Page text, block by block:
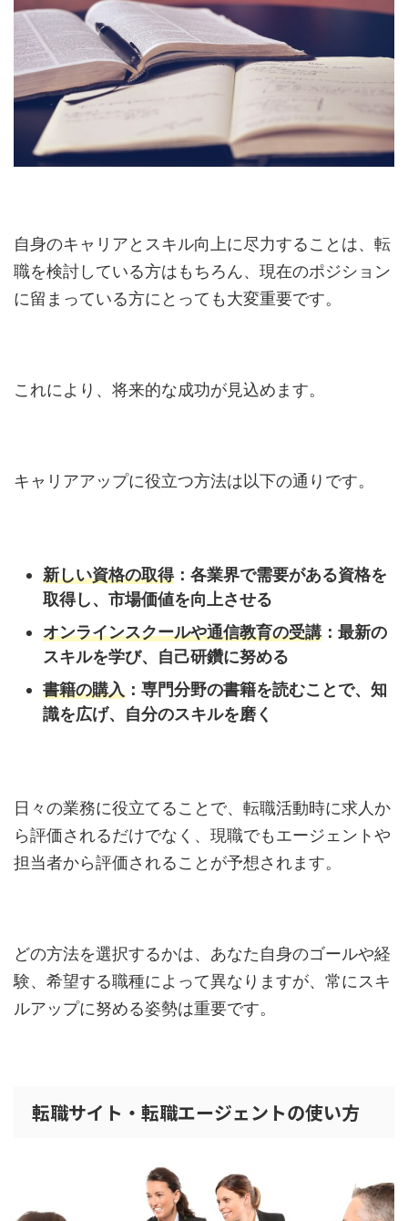
自身のキャリアとスキル向上に尽力することは、転
職を検討している方はもちろん、現在のポジション
に留まっている方にとっても大変重要です。
これにより、将来的な成功が見込めます。
キャリアアップに役立つ方法は以下の通りです。
新しい資格の取得：各業界で需要がある資格を
取得し、市場価値を向上させる
オンラインスクールや通信教育の受講 ：最新の
スキルを学び、自己研鑽に努める
書籍の購入 ：専門分野の書籍を読むことで、知
識を広げ、自分のスキルを磨く
日々の業務に役立てることで、転職活動時に求人か
ら評価されるだけでなく、現職でもエージェントや
担当者から評価されることが予想されます。
どの方法を選択するかは、あなた自身のゴールや経
験、希望する職種によって異なりますが、常にスキ
ルアップに努める姿勢は重要です。
転職サイト・転職エージェントの使い方